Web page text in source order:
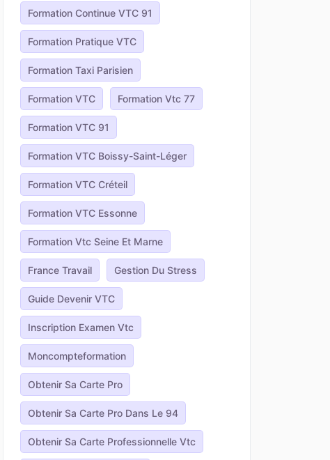
Formation Continue VTC 91
Formation Pratique VTC
Formation Taxi Parisien
Formation VTC Formation Vtc 77
Formation VTC 91
Formation VTC Boissy-Saint-Léger
Formation VTC Créteil
Formation VTC Essonne
Formation Vtc Seine Et Marne
France Travail Gestion Du Stress
Guide Devenir VTC
Inscription Examen Vtc
Moncompteformation
Obtenir Sa Carte Pro
Obtenir Sa Carte Pro Dans Le 94
Obtenir Sa Carte Professionnelle Vtc